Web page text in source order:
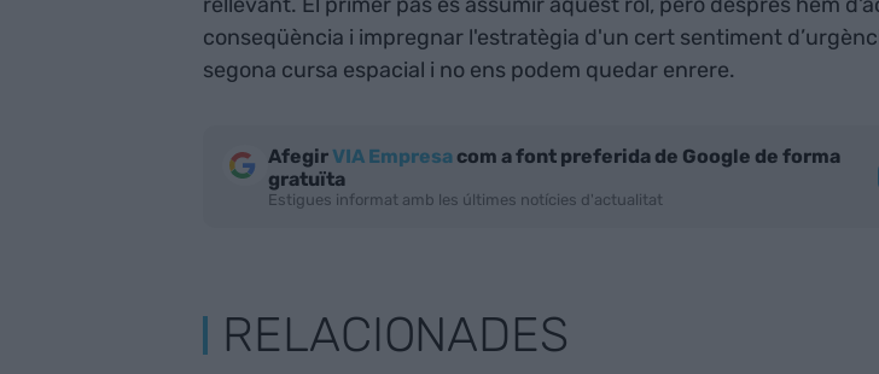
conseqüència i impregnar l'estratègia d'un cert sentiment
segona cursa espacial i no ens podem quedar enrere.
AfegirVIA Empresacom a font preferida de Google de forma
gratuïta
Estigues informat amb les últimes notícies d'actualitat
RELACIONADES